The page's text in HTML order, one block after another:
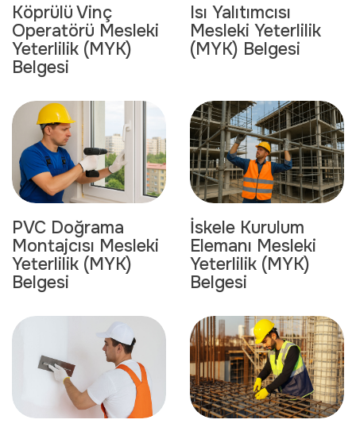
Köprülü Vinç
Operatörü Mesleki
Yeterlilik (MYK)
Belgesi
Isı Yalıtımcısı
Mesleki Yeterlilik
(MYK) Belgesi
PVC Doğrama
Montajcısı Mesleki
Yeterlilik (MYK)
Belgesi
İskele Kurulum
Elemanı Mesleki
Yeterlilik (MYK)
Belgesi